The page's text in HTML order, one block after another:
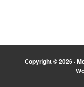
Copyright © 2026 ·